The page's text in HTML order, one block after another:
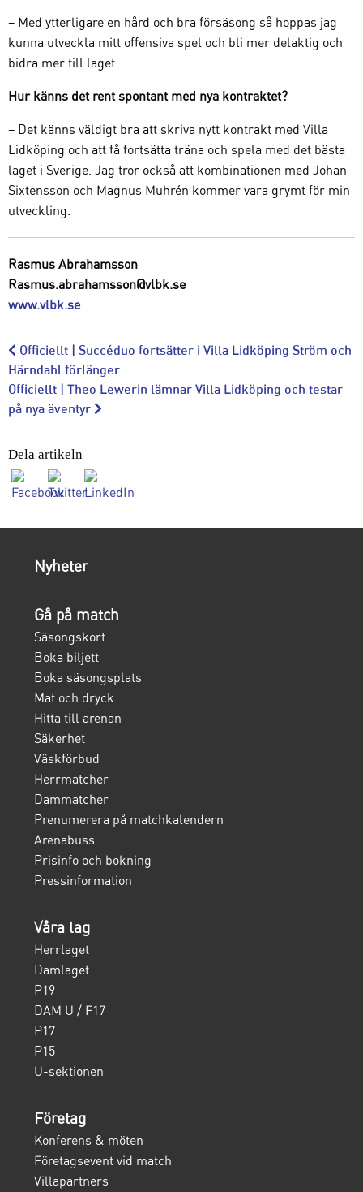
– Med ytterligare en hård och bra försäsong så hoppas jag
kunna utveckla mitt offensiva spel och bli mer delaktig och
bidra mer till laget.
Hur känns det rent spontant med nya kontraktet?
– Det känns väldigt bra att skriva nytt kontrakt med Villa
Lidköping och att få fortsätta träna och spela med det bästa
laget i Sverige. Jag tror också att kombinationen med Johan
Sixtensson och Magnus Muhrén kommer vara grymt för min
utveckling.
Rasmus Abrahamsson
Rasmus.abrahamsson@vlbk.se
www.vlbk.se
Officiellt | Succéduo fortsätter i Villa Lidköping Ström och
Härndahl förlänger
Officiellt | Theo Lewerin lämnar Villa Lidköping och testar
på nya äventyr
Dela artikeln
Nyheter
Gå på match
Säsongskort
Boka biljett
Boka säsongsplats
Mat och dryck
Hitta till arenan
Säkerhet
Väskförbud
Herrmatcher
Dammatcher
Prenumerera på matchkalendern
Arenabuss
Prisinfo och bokning
Pressinformation
Våra lag
Herrlaget
Damlaget
P19
DAM U / F17
P17
P15
U-sektionen
Företag
Konferens & möten
Företagsevent vid match
Villapartners